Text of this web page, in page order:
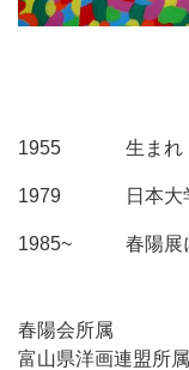
1955 生まれ
1979 日本
1985~ 春陽展
春陽会所属
富山県洋画連盟所属